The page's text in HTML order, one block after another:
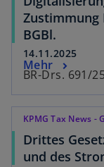
Zustimmung
BGBl.
14.11.2025
BR-Drs. 691/
Mehr
KPMG Tax News -
Drittes
und des